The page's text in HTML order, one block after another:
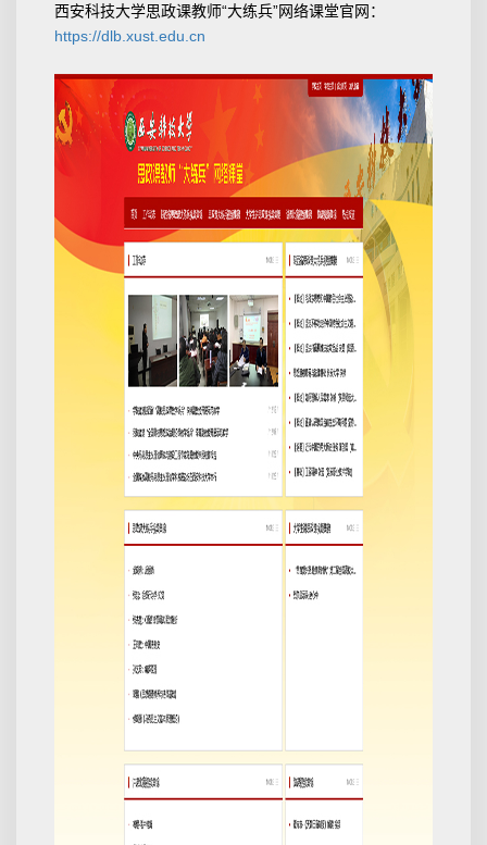
西安科技大学思政课教师“大练兵”网络课堂官网：
https://dlb.xust.edu.cn